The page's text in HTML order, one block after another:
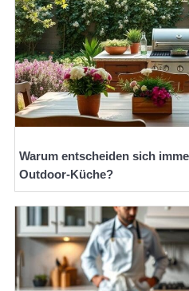
Warum entscheiden sich
Outdoor-Küche?